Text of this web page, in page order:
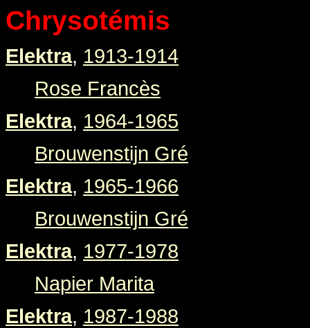
Chrysotémis
Elektra, 1913-1914
Rose Francès
Elektra, 1964-1965
Brouwenstijn Gré
Elektra, 1965-1966
Brouwenstijn Gré
Elektra, 1977-1978
Napier Marita
Elektra, 1987-1988